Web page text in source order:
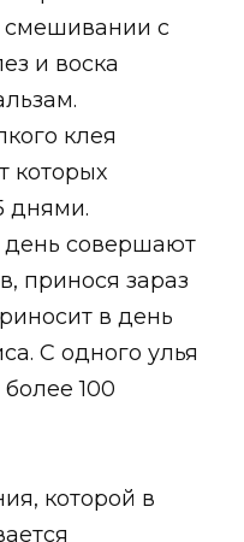
смешивании с
и воска
клея
которых
днями.
совершают
принося зараз
в день
С одного улья
100
которой в